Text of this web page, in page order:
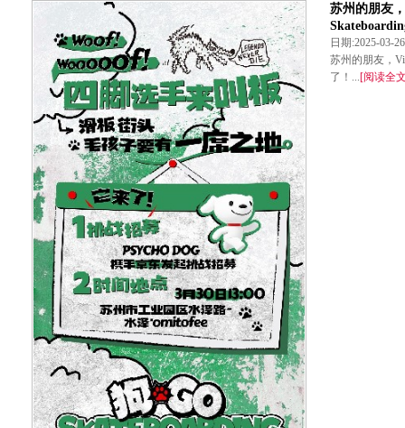
苏州的朋友
日期:2025-
苏州的朋友，
了！... [阅读全